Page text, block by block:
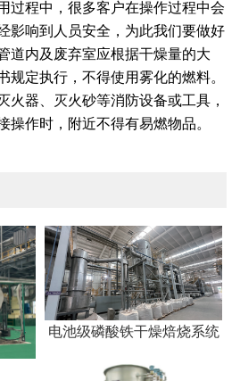
过程中，很多客户在操作过程中会
影响到人员安全，为此我们要做好
道内及废弃室应根据干燥量的大
规定执行，不得使用雾化的燃料。
火器、灭火砂等消防设备或工具，
操作时，附近不得有易燃物品。
电池级磷酸铁干燥焙烧系统